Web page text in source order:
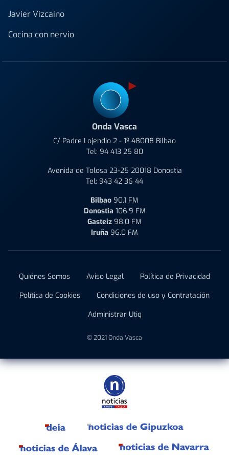
Javier Vizcaino
Cocina con nervio
Onda Vasca
C/ Padre Lojendio 2 - 1º 48008 Bilbao
Tel: 94 413 25 80
Avenida de Tolosa 23-25 20018 Donostia
Tel: 943 42 36 44
Bilbao 90.1 FM
Donostia 106.9 FM
Gasteiz 98.0 FM
Iruña 96.0 FM
Quiénes Somos Aviso Legal
Política de Privacidad
Política de Cookies
Condiciones de uso y Contratación
Administrar Utiq
© 2021 Onda Vasca